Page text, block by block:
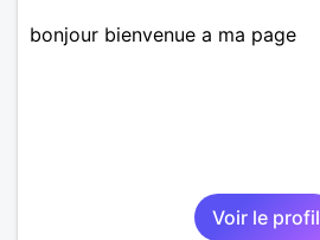
bonjour bienvenue a ma page
Voir le profil